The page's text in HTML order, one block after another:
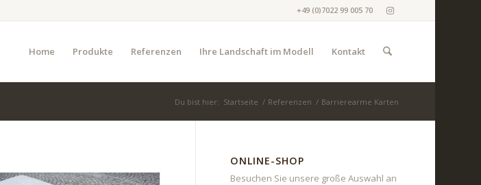
+49 (0)7022 99 005 70
Home Produkte Referenzen Ihre Landschaft im Modell Kontakt
Du bist hier: Startseite / Referenzen / Barrierearme Karten
ONLINE-SHOP
Besuchen Sie unsere große Auswahl an